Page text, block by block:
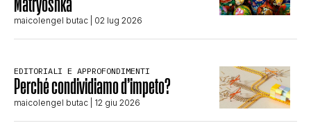
maicolengel butac | 02 lug 2026
EDITORIALI E APPROFONDIMENTI
Perché condividiamo d’impeto?
maicolengel butac | 12 giu 2026